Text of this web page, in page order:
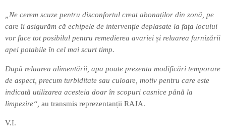
„Ne cerem scuze pentru disconfortul creat abonaților din zonă, pe
care îi asigurăm că echipele de intervenție deplasate la fața locului
vor face tot posibilul pentru remedierea avariei și reluarea furnizării
apei potabile în cel mai scurt timp.
După reluarea alimentării, apa poate prezenta modificări temporare
de aspect, precum turbiditate sau culoare, motiv pentru care este
indicată utilizarea acesteia doar în scopuri casnice până la
limpezire“, au transmis reprezentanții RAJA.
V.I.